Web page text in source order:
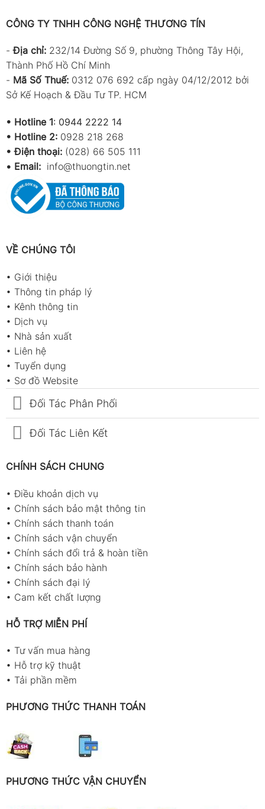
CÔNG TY TNHH CÔNG NGHỆ THƯƠNG TÍN
-Địa chỉ: 232/14 Đường Số 9, phường Thông Tây Hội,
Thành Phố Hồ Chí Minh
- Mã Số Thuế: 0312 076 692 cấp ngày 04/12/2012 bởi
Sở Kế Hoạch & Đầu Tư TP. HCM
• Hotline 1: 0944 2222 14
• Hotline 2: 0928 218 268
• Điện thoại: (028) 66 505 111
• Email: info@thuongtin.net
VỀ CHÚNG TÔI
• Giới thiệu
• Thông tin pháp lý
• Kênh thông tin
• Dịch vụ
• Nhà sản xuất
• Liên hệ
• Tuyển dụng
• Sơ đồ Website
Đối Tác Phân Phối
Đối Tác Liên Kết
CHÍNH SÁCH CHUNG
•Điều khoản dịch vụ
• Chính sách bảo mật thông tin
• Chính sách thanh toán
• Chính sách vận chuyển
• Chính sách đổi trả & hoàn tiền
• Chính sách bảo hành
• Chính sách đại lý
• Cam kết chất lượng
HỖ TRỢ MIỄN PHÍ
• Tư vấn mua hàng
• Hỗ trợ kỹ thuật
• Tải phần mềm
PHƯƠNG THỨC THANH TOÁN
PHƯƠNG THỨC VẬN CHUYỂN